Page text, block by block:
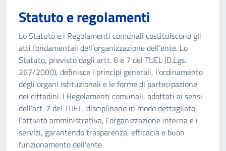
Statuto e regolamenti
Lo Statuto e i Regolamenti comunali costituiscono gli
atti fondamentali dell’organizzazione dell’ente. Lo
Statuto, previsto dagli artt. 6 e 7 del TUEL (D.Lgs.
267/2000), definisce i principi generali, l’ordinamento
degli organi istituzionali e le forme di partecipazione
dei cittadini. I Regolamenti comunali, adottati ai sensi
dell’art. 7 del TUEL, disciplinano in modo dettagliato
l’attività amministrativa, l’organizzazione interna e i
servizi, garantendo trasparenza, efficacia e buon
funzionamento dell’ente